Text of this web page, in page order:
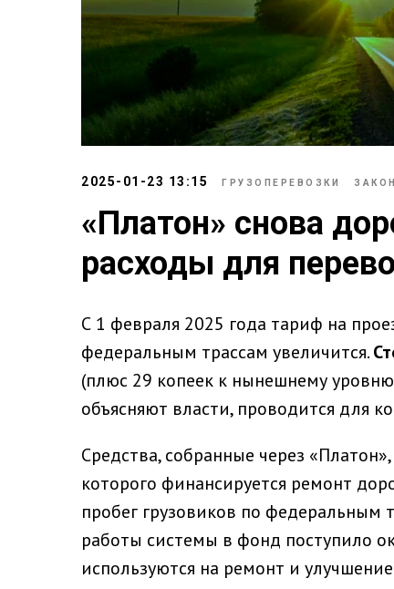
2025-01-23 13:15 ГРУЗОПЕРЕВОЗКИ
«Платон» снова
расходы для
С 1 февраля 2025 года тариф на
федеральным трассам увеличится.
(плюс 29 копеек к нынешнему
объясняют власти, проводится для
Средства, собранные через
которого финансируется ремонт
пробег грузовиков по федеральным
работы системы в фонд поступило
используются на ремонт и